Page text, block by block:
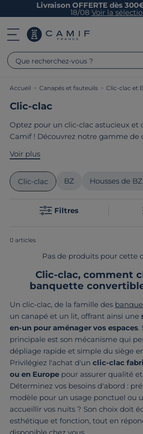
Livraison OFFERTE dès
18/08 Voir la
Que recherchez-vous ?
Accueil > Canapés et fauteuils > Clic-clac et
Clic-clac
Optez pour un clic-clac astucieux et
Camif ! Découvrez notre gamme de
votre espace. Camif propose une
mariant confort et esthétisme,
d'intérieur. Le point commun de nos
tousfabriqués en France ou en
Voir plus
Clic-clac BZ Housses de
Filtres
0 articles
Pas de produits pour cette
Clic-clac, comment
banquette
Un clic-clac, de la famille des
un canapé et un lit, offrant ainsi une
en-un pour aménager vos espaces.
principale est son mécanisme qui
dépliage rapide et simple du siège
Privilégiez l'achat d'un clic-clac
ou en Europe pour assurer qualité
Déterminez vos besoins d'abord :
modèle pour un usage ponctuel ou
accueillir vos nuits ? Son choix doit
esthétique et fonction, tout en